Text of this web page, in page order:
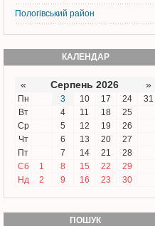
Пологівський район
КАЛЕНДАР
« Серпень 2026 »
Пн 3 10 17 24
31
Вт
4 11 18
25
Ср
5 12 19
26
Чт
6 13 20
27
Пт
7 14 21
28
Сб
1 8 15 22
29
Нд
2 9 16 23 30
ПОШУК